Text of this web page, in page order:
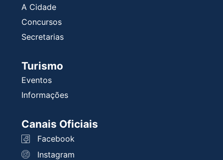
A Cidade
Concursos
Secretarias
Turismo
Eventos
Informações
Canais Oficiais
Facebook
Instagram